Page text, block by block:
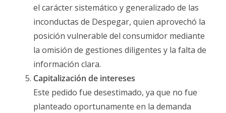
el carácter sistemático y generalizado de las
inconductas de Despegar, quien aprovechó la
posición vulnerable del consumidor mediante
la omisión de gestiones diligentes y la falta de
información clara.
Capitalización de intereses
Este pedido fue desestimado, ya que no fue
planteado oportunamente en la demanda